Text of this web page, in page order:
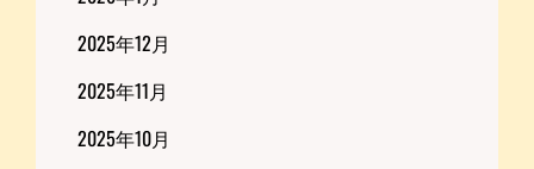
2025年12月
2025年11月
2025年10月